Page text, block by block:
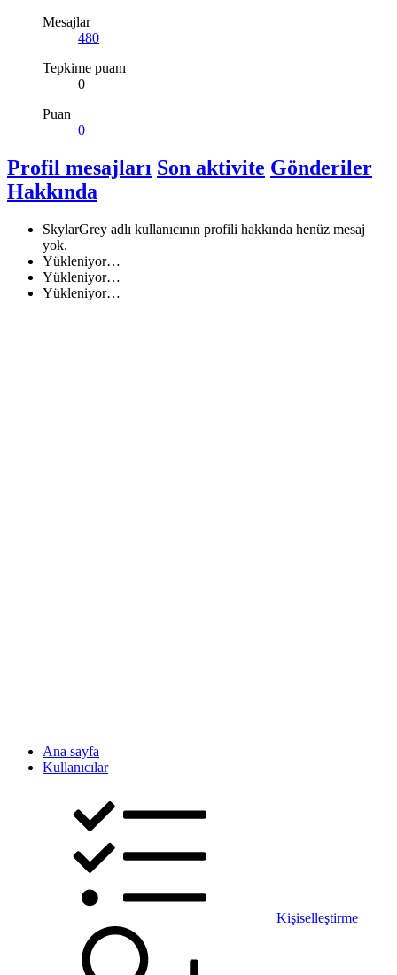
Mesajlar
480
Tepkime puanı
0
Puan
0
Profil mesajları Son aktivite Gönderiler
Hakkında
SkylarGrey adlı kullanıcının profili hakkında henüz mesaj
yok.
Yükleniyor…
Yükleniyor…
Yükleniyor…
Ana sayfa
Kullanıcılar
Kişiselleştirme